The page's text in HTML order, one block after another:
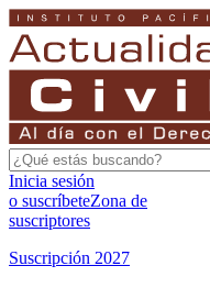
Inicia sesión
o suscríbeteZona de
suscriptores
Suscripción 2027